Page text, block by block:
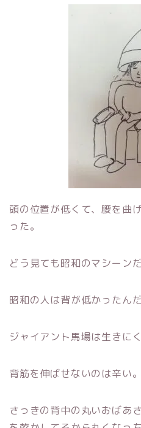
頭の位置が低くて、腰を曲
った。
どう見ても昭和のマシーンだ
昭和の人は背が低かったんだ
ジャイアント馬場は生きに
背筋を伸ばせないのは辛い。
さっきの背中の丸いおばあ